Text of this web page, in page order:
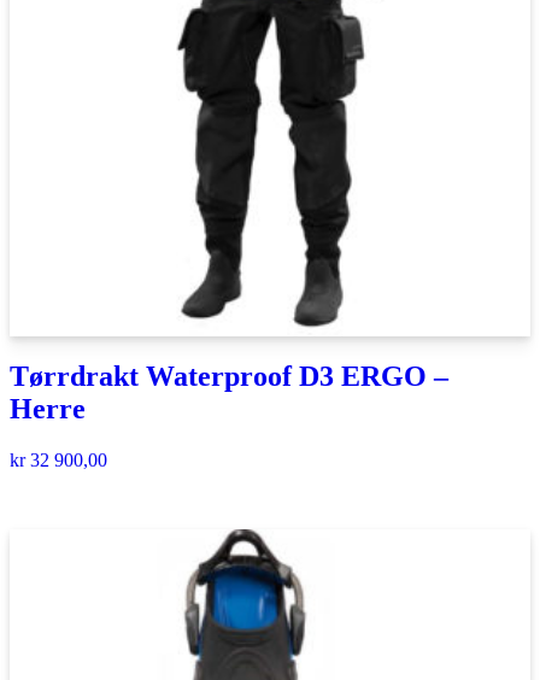
Tørrdrakt Waterproof D3 ERGO –
Herre
kr32 900,00